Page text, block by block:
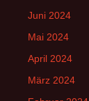
Juni 2024
Mai 2024
April 2024
März 2024